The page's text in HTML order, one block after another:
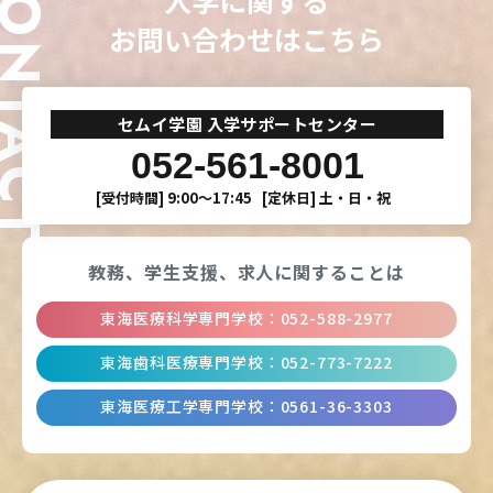
お問い合わせはこちら
セムイ学園 入学サポートセンター
052-561-8001
[受付時間] 9:00〜17:45 [定休日] 土・日・祝
教務、学生支援、 求人に関することは
東海医療科学専門学校 ： 052-588-2977
東海歯科医療専門学校 ： 052-773-7222
東海医療工学専門学校 ： 0561-36-3303